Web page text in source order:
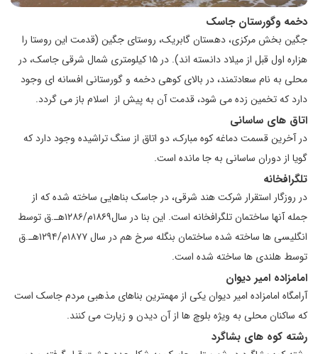
دخمه وگورستان جاسک
جگین بخش مرکزی، دهستان گابریک، روستای جگین (قدمت این روستا را
هزاره اول قبل از میلاد دانسته اند). در ۱۵ کیلومتری شمال شرقی جاسک، در
محلی به نام سعادتمند، در بالای کوهی دخمه و گورستانی افسانه ای وجود
دارد که تخمین زده می شود، قدمت آن به پیش از اسلام باز می گردد.
اتاق های ساسانی
در آخرین قسمت دماغه کوه مبارک، دو اتاق از سنگ تراشیده وجود دارد که
گویا از دوران ساسانی به جا مانده است.
تلگرافخانه
در روزگار استقرار شرکت هند شرقی، در جاسک بناهایی ساخته شده که از
جمله آنها ساختمان تلگرافخانه است. این بنا در سال۱۸۶۹م/۱۲۸۶هـ.ق توسط
انگلیسی ها ساخته شده ساختمان بنگله سرخ هم در سال ۱۸۷۷م/۱۲۹۴هـ.ق
توسط هلندی ها ساخته شده است.
امامزاده امیر دیوان
آرامگاه امامزاده امیر دیوان یکی از مهمترین بناهای مذهبی مردم جاسک است
که ساکنان محلی به ویژه بلوچ ها از آن دیدن و زیارت می کنند.
رشته کوه های بشاگرد